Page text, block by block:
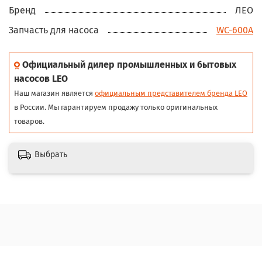
Бренд
ЛЕО
Запчасть для насоса
WC-600A
Официальный дилер промышленных и бытовых
насосов LEO
Наш магазин является официальным представителем бренда LEO
в России. Мы гарантируем продажу только оригинальных
товаров.
Выбрать